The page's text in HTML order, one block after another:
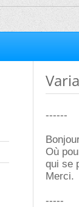
------
Où
qui se
Merci.
-----